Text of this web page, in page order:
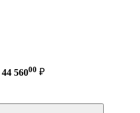
44 56000 ₽